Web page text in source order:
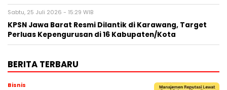
Sabtu, 25 Juli 2026 - 15:29 WIB
KPSN Jawa Barat Resmi Dilantik di Karawang, Target
Perluas Kepengurusan di 16 Kabupaten/Kota
BERITA TERBARU
Bisnis